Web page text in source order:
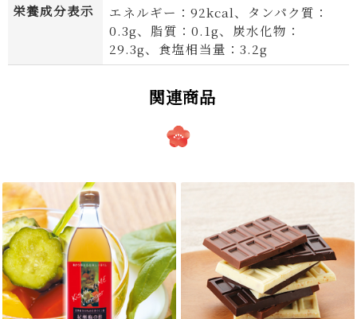
栄養成分表示
エネルギー：92kcal、タンパク質：
0.3g、脂質：0.1g、炭水化物：
29.3g、食塩相当量：3.2g
関連商品